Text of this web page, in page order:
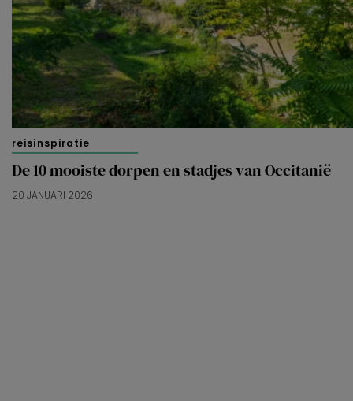
reisinspiratie
De 10 mooiste dorpen en stadjes van Occitanië
20 JANUARI 2026